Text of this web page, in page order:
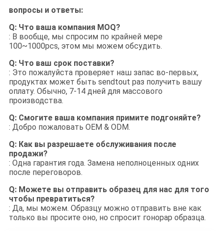
вопросы и ответы:
Q: Что ваша компания MOQ?
: В вообще, мы спросим по крайней мере
100~1000pcs, этом мы можем обсудить.
Q: Что ваш срок поставки?
: Это пожалуйста проверяет наш запас во-первых,
продуктах может быть sendtout раз получить вашу
оплату. Обычно, 7-14 дней для массового
производства.
Q: Смогите ваша компания примите подгоняйте?
: Добро пожаловать OEM & ODM.
Q: Как вы разрешаете обслуживания после
продажи?
: Одна гарантия года. Замена неполноценных одних
после переговоров.
Q: Можете вы отправить образец для нас для того
чтобы превратиться?
: Да, мы можем. Образцу можно отправить вне как
только вы просите оно, но спросит гонорар образца.